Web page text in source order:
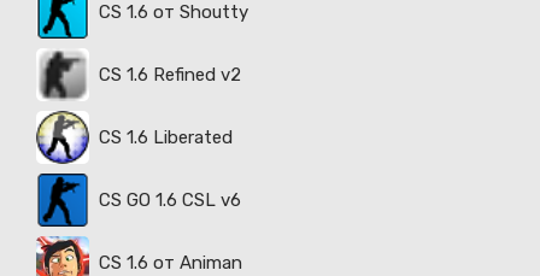
CS 1.6 от Shoutty
CS 1.6 Refined v2
CS 1.6 Liberated
CS GO 1.6 CSL v6
CS 1.6 от Animan